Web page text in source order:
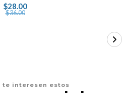
$28.00
$36.00
te interesen estos